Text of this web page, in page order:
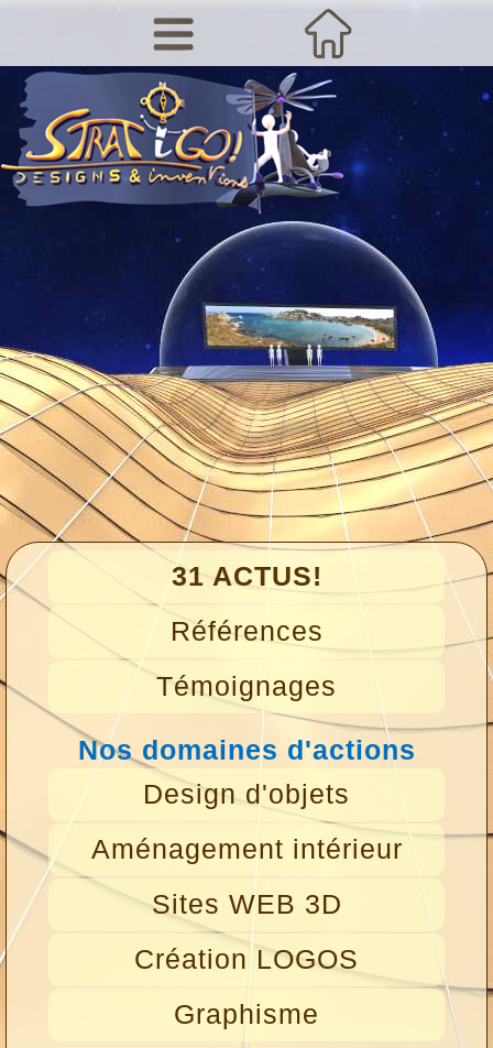
31 ACTUS!
Références
Témoignages
Nos domaines d'actions
Design d'objets
Aménagement intérieur
Sites WEB 3D
Création LOGOS
Graphisme